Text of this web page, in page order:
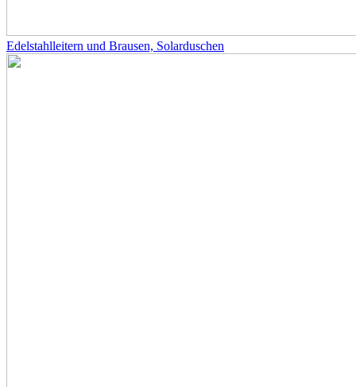
Edelstahlleitern und Brausen, Solarduschen